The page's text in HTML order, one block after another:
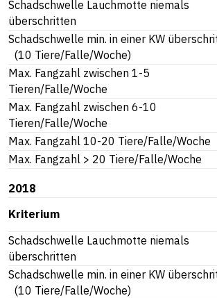
Schadschwelle Lauchmotte niemals
überschritten
Schadschwelle min. in einer KW
(10 Tiere/Falle/Woche)
Max. Fangzahl zwischen 1-5
Tieren/Falle/Woche
Max. Fangzahl zwischen 6-10
Tieren/Falle/Woche
Max. Fangzahl 10-20 Tiere/Falle/Woche
Max. Fangzahl > 20 Tiere/Falle/Woche
2018
Kriterium
Schadschwelle Lauchmotte niemals
überschritten
Schadschwelle min. in einer KW
(10 Tiere/Falle/Woche)